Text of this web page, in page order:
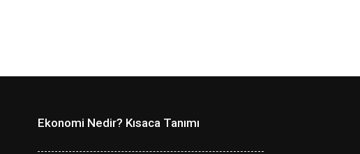
Ekonomi Nedir? Kısaca Tanımı